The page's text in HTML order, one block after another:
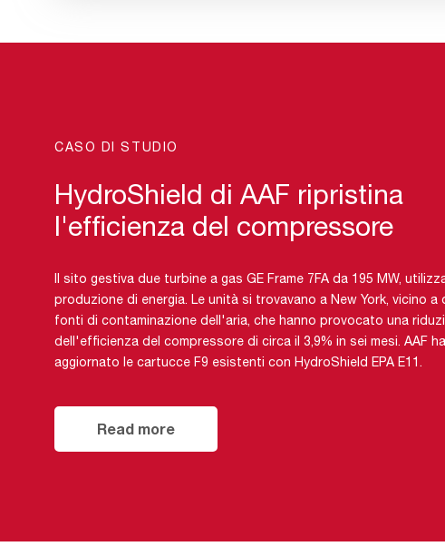
CASO DI STUDIO
HydroShield di AAF ripristina
l'efficienza del compressore
Il sito gestiva due turbine a gas GE Frame 7FA da 195 MW,
produzione di energia. Le unità si trovavano a New York, vicino a
fonti di contaminazione dell'aria, che hanno provocato una
dell'efficienza del compressore di circa il 3,9% in sei mesi. AAF ha
aggiornato le cartucce F9 esistenti con HydroShield EPA E11.
Read more